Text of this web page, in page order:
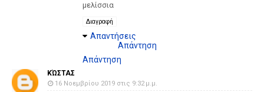
μελίσσια
Διαγραφή
Απαντήσεις
Απάντηση
Απάντηση
ΚΏΣΤΑΣ
16 Νοεμβρίου 2019 στις 9:32 μ.μ.